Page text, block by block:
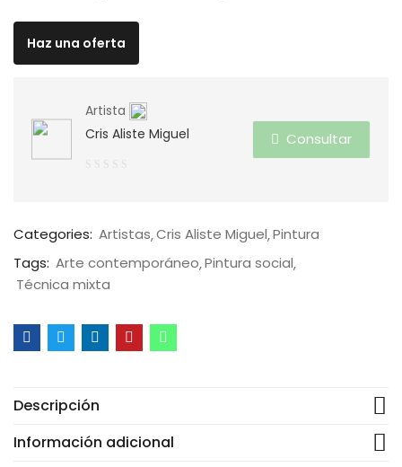
Haz una oferta
Artista
Cris Aliste Miguel
5
Consultar
Categories: Artistas Cris Aliste Miguel Pintura
Tags: Arte contemporáneo Pintura social
Técnica mixta
Descripción
Información adicional